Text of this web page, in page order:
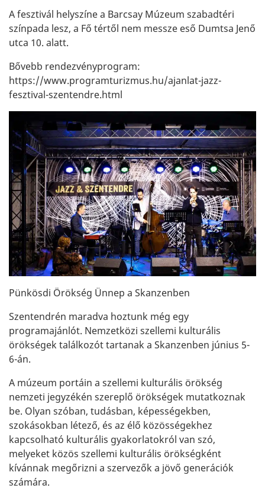
A fesztivál helyszíne a Barcsay Múzeum szabadtéri
színpada lesz, a Fő tértől nem messze eső Dumtsa Jenő
utca 10. alatt.
Bővebb rendezvényprogram:
https://www.programturizmus.hu/ajanlat-jazz-
fesztival-szentendre.html
Pünkösdi Örökség Ünnep a Skanzenben
Szentendrén maradva hoztunk még egy
programajánlót. Nemzetközi szellemi kulturális
örökségek találkozót tartanak a Skanzenben június 5-
6-án.
A múzeum portáin a szellemi kulturális örökség
nemzeti jegyzékén szereplő örökségek mutatkoznak
be. Olyan szóban, tudásban, képességekben,
szokásokban létező, és az élő közösségekhez
kapcsolható kulturális gyakorlatokról van szó,
melyeket közös szellemi kulturális örökségként
kívánnak megőrizni a szervezők a jövő generációk
számára.